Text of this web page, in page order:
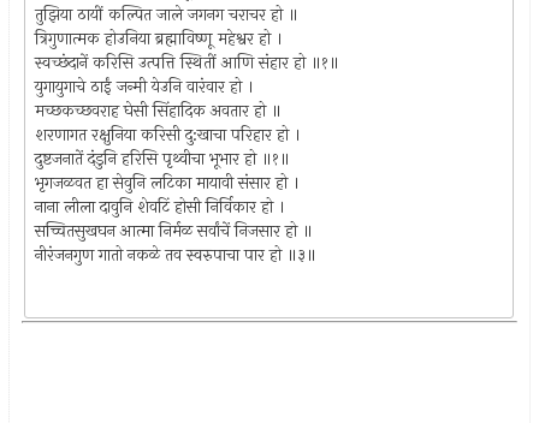
तुझिया ठायीं कल्पित जाले जगनग चराचर हो ॥
त्रिगुणात्मक होउनिया ब्रह्माविष्णू महेश्वर हो ।
स्वच्छंदानें करिसि उत्पत्ति स्थितीं आणि संहार हो ॥१॥
युगायुगाचे ठाईं जन्मी येउनि वारंवार हो ।
मच्छकच्छवराह घेसी सिंहादिक अवतार हो ॥
शरणागत रक्षुनिया करिसी दु:खाचा परिहार हो ।
दुष्टजनातें दंडुनि हरिसि पृथ्वीचा भूभार हो ॥१॥
भृगजळवत हा सेवुनि लटिका मायावी संसार हो ।
नाना लीला दावुनि शेवटिं होसी निर्विकार हो ।
सच्चितसुखघन आत्मा निर्मळ सर्वांचें निजसार हो ॥
नीरंजनगुण गातो नकळे तव स्वरुपाचा पार हो ॥३॥